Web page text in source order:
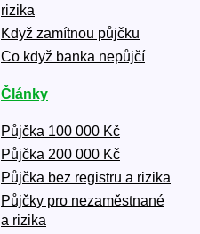
rizika
Když zamítnou půjčku
Co když banka nepůjčí
Články
Půjčka 100 000 Kč
Půjčka 200 000 Kč
Půjčka bez registru a rizika
Půjčky pro nezaměstnané
a rizika